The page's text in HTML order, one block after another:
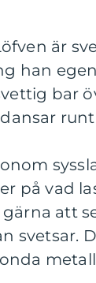
är
han
bar
runt
på vad
att
svetsar.